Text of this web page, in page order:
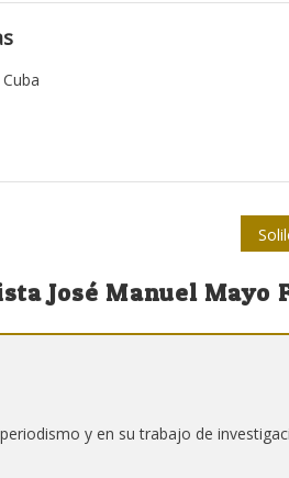
José Manuel Mayo
y en su trabajo de